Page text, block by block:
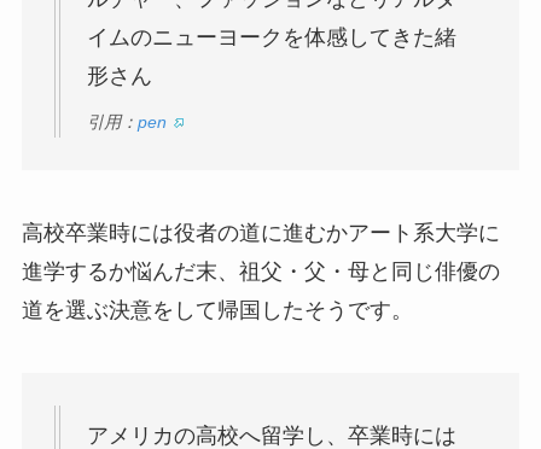
イムのニューヨークを体感してきた緒
形さん
引用： pen
高校卒業時には役者の道に進むかアート系大学に
進学するか悩んだ末、祖父・父・母と同じ俳優の
道を選ぶ決意をして帰国したそうです。
アメリカの高校へ留学し、卒業時には